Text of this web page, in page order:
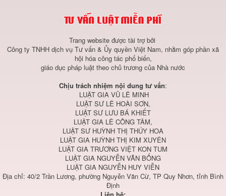
Trang website được tài trợ bởi
Công ty TNHH dịch vụ Tư vấn & Ủy quyền Việt Nam, nhằm góp phần xã
hội hóa công tác phổ biến,
giáo dục pháp luật theo chủ trương của Nhà nước
Chịu trách nhiệm nội dung tư vấn:
LUẬT GIA VŨ LÊ MINH
LUẬT SƯ LÊ HOÀI SƠN,
LUẬT SƯ LƯU BÁ KHIẾT
LUẬT GIA LÊ CÔNG TÂM,
LUẬT SƯ HUỲNH THỊ THÚY HOA
LUẬT GIA HUỲNH THỊ KIM XUYÊN
LUẬT GIA TRƯƠNG VIỆT KON TUM
LUẬT GIA NGUYỄN VĂN BỔNG
LUẬT GIA NGUYỄN HUY VIỄN
Địa chỉ: 40/2 Trần Lương, phường Nguyễn Văn Cừ, TP Quy Nhơn, tỉnh Bình
Định